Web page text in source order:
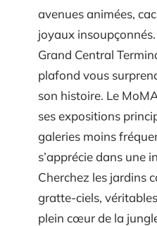
avenues animées,
joyaux
Grand Central
plafond vous
son histoire. Le
ses expositions
galeries moins
s’apprécie dans une
Cherchez les jardins
gratte-ciels,
plein cœur de la